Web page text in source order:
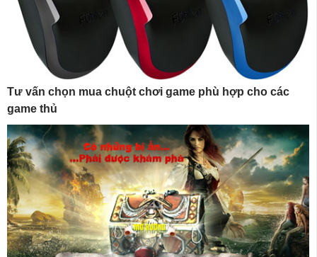
Tư vấn chọn mua chuột chơi game phù hợp cho các
game thủ